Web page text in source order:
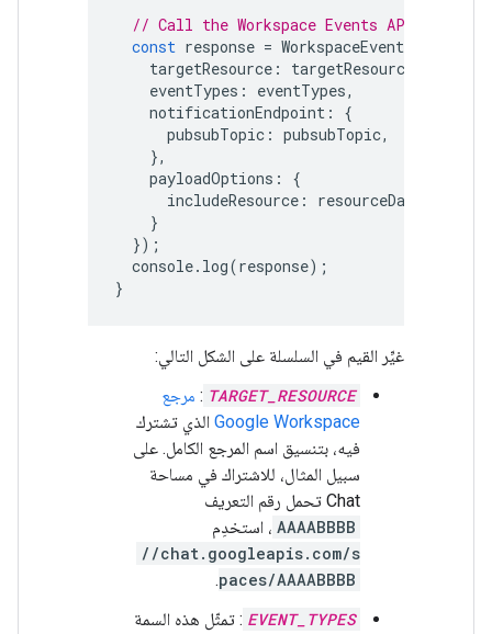
// Call the Workspace Events API using
const response = WorkspaceEvents
targetResource : targetResource
eventTypes : eventTypes,
notificationEndpoint :
{
pubsubTopic : pubsubTopic,
},
payloadOptions :
{
includeResource :
resourceData
}
});
console. log(response);
}
غيِّر القيم في السلسلة على الشكل التالي:
TARGET_RESOURCE
: مرجع
Google Workspace الذي تشترك
فيه، بتنسيق اسم المرجع الكامل. على
سبيل المثال، للاشتراك في مساحة
Chat تحمل رقم التعريف
AAAABBBB ، استخدِم
//chat.googleapis.com/s
paces/AAAABBBB
.
EVENT_TYPES : تمثّل هذه السمة